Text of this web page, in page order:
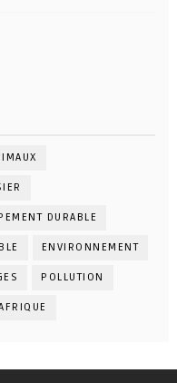
DURABLE
ENVIRONNEMENT
POLLUTION